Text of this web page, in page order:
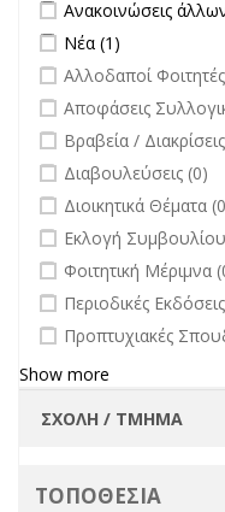
ApplyΑνακοινώσεις
Apply Νέα filter
Νέα (1)
undefined
Αλλοδαποί
undefined
Αποφάσεις
undefined
Βραβεία /
undefined
Διαβουλεύσεις (0)
undefined
Διοικητικά Θέματα
undefined
Εκλογή
undefined
Φοιτητική Μέριμνα
undefined
Περιοδικές
undefined
Προπτυχιακές
Show more
ΤΟΠΟΘΕΣΙΑ